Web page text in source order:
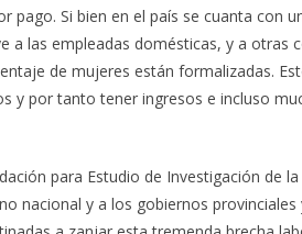
pago. Si bien en el país se cuanta con
a las empleadas domésticas, y a
de mujeres están formalizadas.
y por tanto tener ingresos e incluso
para Estudio de Investigación de
nacional y a los gobiernos provinciales